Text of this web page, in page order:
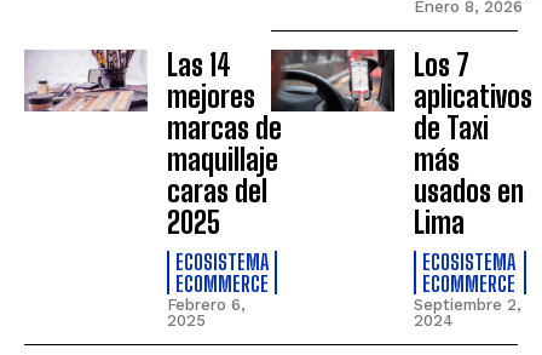
Enero 8, 2026
Las 14
mejores
marcas de
maquillaje
caras del
2025
ECOSISTEMA
ECOMMERCE
Febrero 6,
2025
Los 7
aplicativos
de Taxi
más
usados en
Lima
ECOSISTEMA
ECOMMERCE
Septiembre 2,
2024